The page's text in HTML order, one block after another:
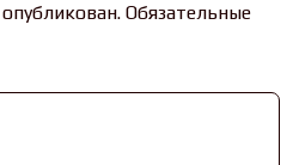
Обязательные